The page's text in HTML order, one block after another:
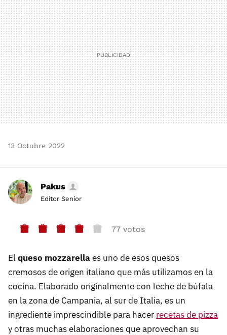
13 Octubre 2022
Pakus
Editor Senior
77 votos
El queso mozzarellaes uno de esos quesos
cremosos de origen italiano que más utilizamos en la
cocina. Elaborado originalmente con leche de búfala
en la zona de Campania, al sur de Italia, es un
ingrediente imprescindible para hacer recetas de pizza
y otras muchas elaboraciones que aprovechan su